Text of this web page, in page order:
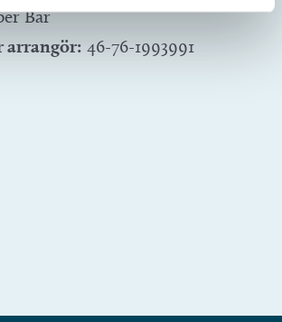
Bar
arrangör: 46-76-1993991